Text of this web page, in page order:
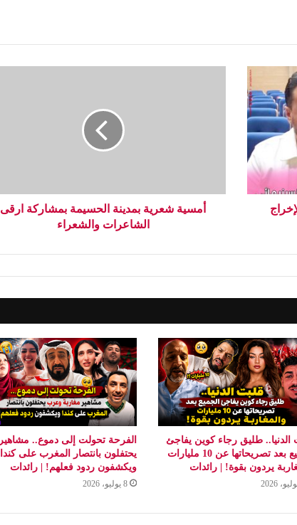
أمسية شعرية بمدينة الحسيمة بمشاركة ارقى
الشاعرات والشعراء
الدنيا.. طليق رجاء كوين يفاجئ
الجميع بعد تصريحاتها عن 10 مليارات
يردون بقوة! | رائدات
الفرحة تحولت إلى دموع.. مشاهير
يحتفلون بانتصار المغرب على كندا
ويكشفون ردود فعلهم! | رائدات
8 يوليو، 2026